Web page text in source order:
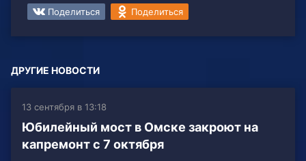
Поделиться Поделиться
ДРУГИЕ НОВОСТИ
13 сентября в 13:18
Юбилейный мост в Омске закроют на
капремонт с 7 октября